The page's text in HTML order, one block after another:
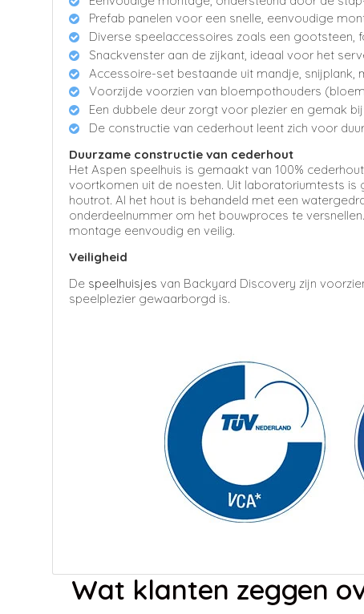
Prefab panelen voor een snelle, eenvoudige
Diverse speelaccessoires zoals een gootsteen,
Snackvenster aan de zijkant, ideaal voor het
Accessoire-set bestaande uit mandje,
Voorzijde voorzien van bloempothouders
Een dubbele deur zorgt voor plezier en gemak
De constructie van cederhout leent zich voor
Duurzame constructie van cederhout
Het Aspen speelhuis is gemaakt van 100%
voortkomen uit de noesten. Uit laboratoriumtests
houtrot. Al het hout is behandeld met een
onderdeelnummer om het bouwproces te
montage eenvoudig en veilig.
Veiligheid
De speelhuisjes van Backyard Discovery zijn
speelplezier gewaarborgd is.
Wat klanten zeggen